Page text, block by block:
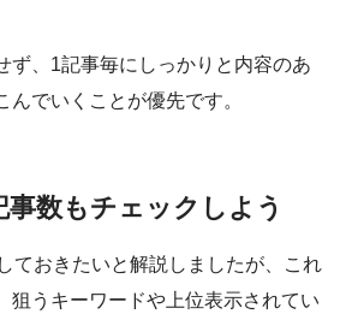
ず、1記事毎にしっかりと内容のあ
んでいくことが優先です。
数もチェックしよう
ておきたいと解説しましたが、これ
狙うキーワードや上位表示されてい